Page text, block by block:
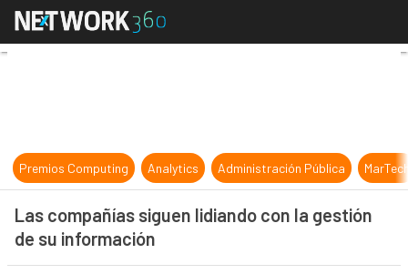
Las compañías siguen lidiando
Premios Computing Analytics Administración Pública
Las compañías siguen lidiando con la gestión
de su información